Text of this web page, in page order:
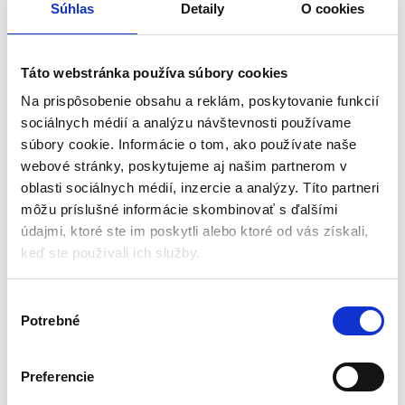
Súhlas Detaily O cookies
Táto webstránka používa súbory cookies
Na prispôsobenie obsahu a reklám, poskytovanie funkcií
sociálnych médií a analýzu návštevnosti používame
súbory cookie. Informácie o tom, ako používate naše
webové stránky, poskytujeme aj našim partnerom v
oblasti sociálnych médií, inzercie a analýzy. Títo partneri
môžu príslušné informácie skombinovať s ďalšími
údajmi, ktoré ste im poskytli alebo ktoré od vás získali,
keď ste používali ich služby.
Potrebné
Preferencie
Vlastnosti produktu:
Moderný dizajn
Kompaktný dizajn
Ľahký a pohodlný
Ideálny pre domácnosť
Špecifikácia produktu:
Materiál: oceľ + plast
Nosnosť: 150 kg
Pracovná výška: 2,70 m
Rozmery platformy: 30 x 20 cm
Farba: biela